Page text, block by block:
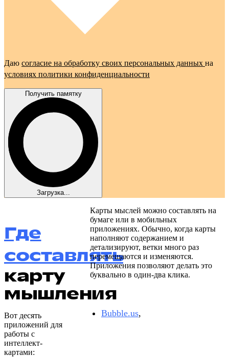
Даю согласие на обработку своих персональных данных на
условиях политики конфиденциальности
Получить памятку
Загрузка...
Где
составлять
карту
мышления
Карты мыслей можно составлять на
бумаге или в мобильных
приложениях. Обычно, когда карты
наполняют содержанием и
детализируют, ветки много раз
перемещаются и изменяются.
Приложения позволяют делать это
буквально в один-два клика.
Вот десять
приложений для
работы с
интеллект-
картами:
Bubble.us,